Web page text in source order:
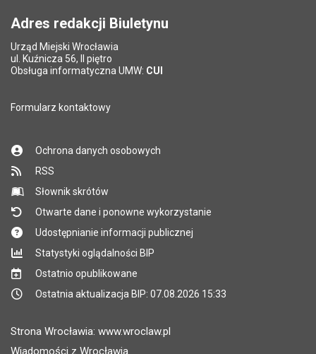
*
Pole wymagane
Adres redakcji Biuletynu
Urząd Miejski Wrocławia
ul. Kuźnicza 56, II piętro
Obsługa informatyczna UMW: CUI
Formularz kontaktowy
Ochrona danych osobowych
RSS
Słownik skrótów
Otwarte dane i ponowne wykorzystanie
Udostępnianie informacji publicznej
Statystyki oglądalności BIP
Ostatnio opublikowane
Ostatnia aktualizacja BIP: 07.08.2026 15:33
Strona Wrocławia: www.wroclaw.pl
Wiadomości z Wrocławia